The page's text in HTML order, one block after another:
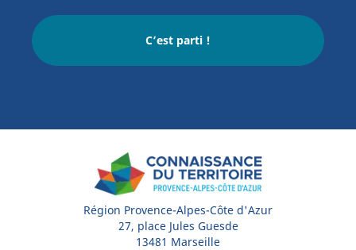
C’est parti !
Région Provence-Alpes-Côte d'Azur
27, place Jules Guesde
13481 Marseille